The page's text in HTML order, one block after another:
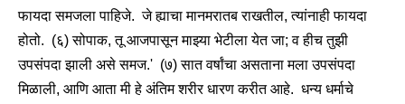
फायदा समजला पाहिजे. जे ह्याचा मानमरातब राखतील, त्यांनाही फायदा
होतो. (६) सोपाक, तू आजपासून माझ्या भेटीला येत जा; व हीच तुझी
उपसंपदा झाली असे समज.' (७) सात वर्षांचा असताना मला उपसंपदा
मिळाली, आणि आता मी हे अंतिम शरीर धारण करीत आहे. धन्य धर्माचे